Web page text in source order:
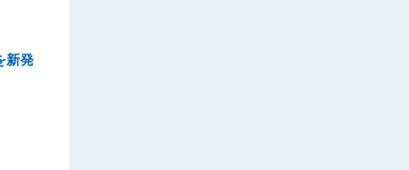
新発